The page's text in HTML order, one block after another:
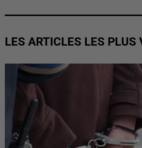
LES ARTICLES LES PLUS